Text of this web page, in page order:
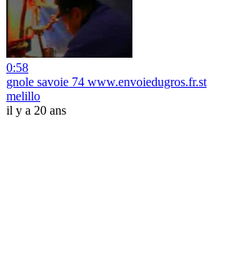
0:58
gnole savoie 74 www.envoiedugros.fr.st
melillo
il y a 20 ans